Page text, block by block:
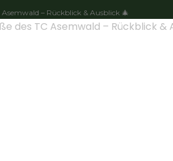
– Rückblick & Ausblick 🎄